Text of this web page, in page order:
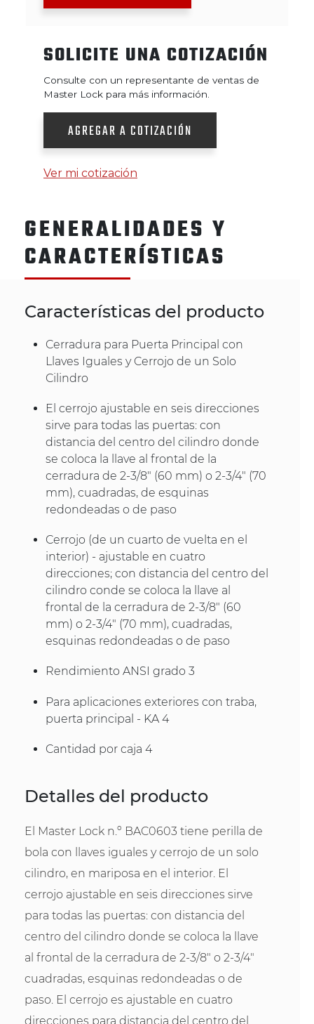
SOLICITE UNA COTIZACIÓN
Consulte con un representante de ventas de
Master Lock para más información.
AGREGAR A COTIZACIÓN
Ver mi cotización
GENERALIDADES Y
CARACTERÍSTICAS
Características del producto
Cerradura para Puerta Principal con
Llaves Iguales y Cerrojo de un Solo
Cilindro
El cerrojo ajustable en seis direcciones
sirve para todas las puertas: con
distancia del centro del cilindro donde
se coloca la llave al frontal de la
cerradura de 2-3/8" (60 mm) o 2-3/4" (70
mm), cuadradas, de esquinas
redondeadas o de paso
Cerrojo (de un cuarto de vuelta en el
interior) - ajustable en cuatro
direcciones; con distancia del centro del
cilindro conde se coloca la llave al
frontal de la cerradura de 2-3/8" (60
mm) o 2-3/4" (70 mm), cuadradas,
esquinas redondeadas o de paso
Rendimiento ANSI grado 3
Para aplicaciones exteriores con traba,
puerta principal - KA 4
Cantidad por caja 4
Detalles del producto
El Master Lock n.º BAC0603 tiene perilla de
bola con llaves iguales y cerrojo de un solo
cilindro, en mariposa en el interior. El
cerrojo ajustable en seis direcciones sirve
para todas las puertas: con distancia del
centro del cilindro donde se coloca la llave
al frontal de la cerradura de 2-3/8" o 2-3/4"
cuadradas, esquinas redondeadas o de
paso. El cerrojo es ajustable en cuatro
direcciones para distancia del centro del